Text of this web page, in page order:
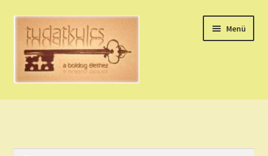
Ugrás
navigációhoz
Kilépés
tartalomba
Menü
HÚZZ EGY KÁRTYÁT!